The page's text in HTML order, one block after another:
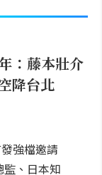
：藤本壯介
降台北
強檔邀請
、日本知